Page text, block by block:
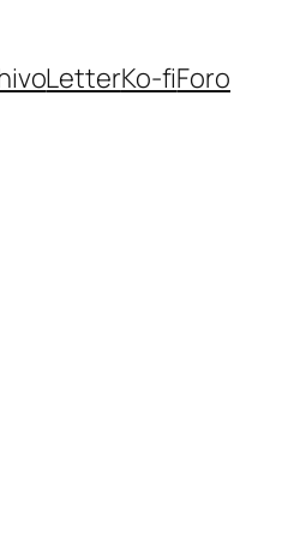
LetterKo-fiForo